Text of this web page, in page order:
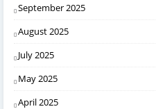
September 2025
August 2025
July 2025
May 2025
April 2025